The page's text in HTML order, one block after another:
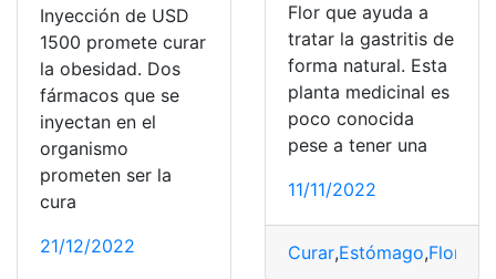
Inyección de USD
1500 promete curar
la obesidad. Dos
fármacos que se
inyectan en el
organismo
prometen ser la
cura
21/12/2022
Flor que ayuda a
tratar la gastritis de
forma natural. Esta
planta medicinal es
poco conocida
pese a tener una
11/11/2022
Curar,Estómago,Flores